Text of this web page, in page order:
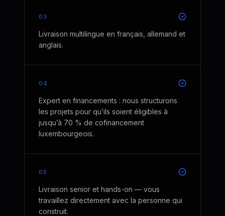
03
Livraison multilingue en français, allemand et
anglais.
04
Expert en financements : nous structurons
les projets pour qu’ils soient éligibles à
jusqu’à 70 % de cofinancement
luxembourgeois.
05
Livraison senior et hands-on — vous
travaillez directement avec la personne qui
construit.